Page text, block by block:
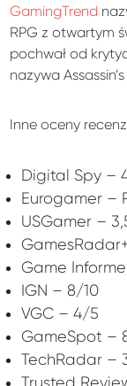
GamingTrend
RPG z otwartym
pochwał od
nazywa
Inne oceny
Digital Spy –
Eurogamer –
USGamer –
Game
IGN – 8/10
VGC – 4/5
GameSpot –
TechRadar –